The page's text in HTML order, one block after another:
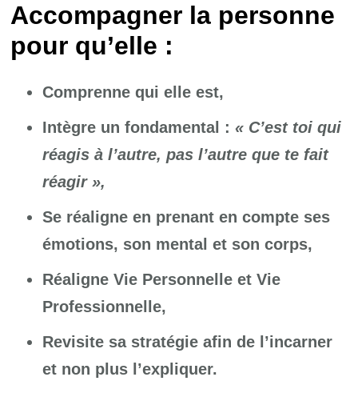
Accompagner la personne
pour qu’elle :
Comprenne qui elle est,
Intègre un fondamental :« C’est toi qui
réagis à l’autre, pas l’autre que te fait
réagir »,
Se réaligne en prenant en compte ses
émotions, son mental et son corps,
Réaligne Vie Personnelle et Vie
Professionnelle,
Revisite sa stratégie afin de l’incarner
et non plus l’expliquer.